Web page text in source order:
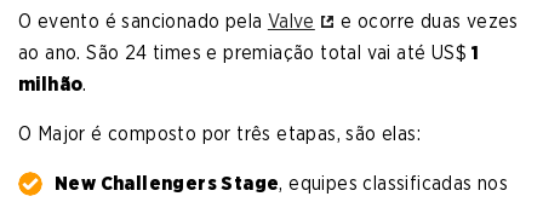
O evento é sancionado pela Valve
e ocorre duas vezes
ao ano. São 24 times e premiação total vai até US$1
milhão.
O Major é composto por três etapas, são elas:
New Challengers Stage, equipes classificadas nos